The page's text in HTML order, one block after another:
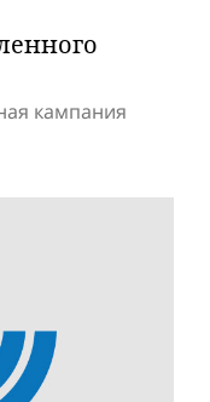
кампания